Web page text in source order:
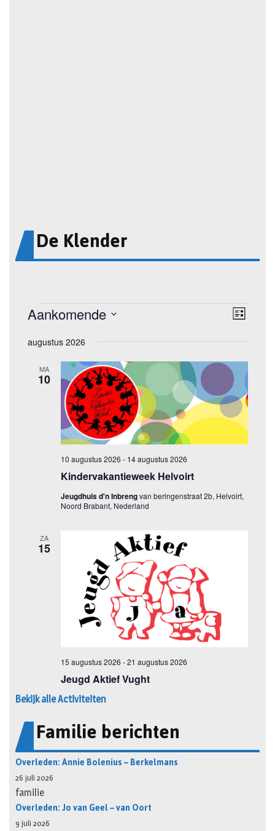
De Klender
Bekijk alle Activiteiten
Familie berichten
Overleden: Annie Bolenius – Berkelmans
26 juli 2026
familie
Overleden: Jo van Geel – van Oort
9 juli 2026